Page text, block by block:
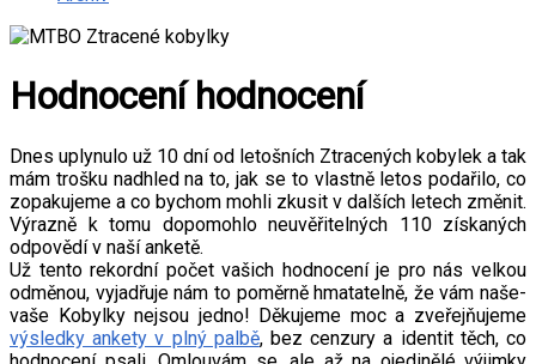
Hodnocení hodnocení
Dnes uplynulo už 10 dní od letošních Ztracených kobylek a tak
mám trošku nadhled na to, jak se to vlastně letos podařilo, co
zopakujeme a co bychom mohli zkusit v dalších letech změnit.
Výrazně k tomu dopomohlo neuvěřitelných 110 získaných
odpovědí v naší anketě.
Už tento rekordní počet vašich hodnocení je pro nás velkou
odměnou, vyjadřuje nám to poměrně hmatatelně, že vám naše-
vaše Kobylky nejsou jedno! Děkujeme moc a zveřejňujeme
výsledky ankety v plný palbě, bez cenzury a identit těch, co